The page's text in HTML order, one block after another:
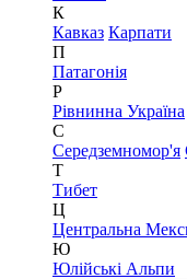
К
Кавказ Карпати
П
Патагонія
Р
Рівнинна Україна
С
Середземномор'я
Т
Тибет
Ц
Центральна
Ю
Юлійські Альпи